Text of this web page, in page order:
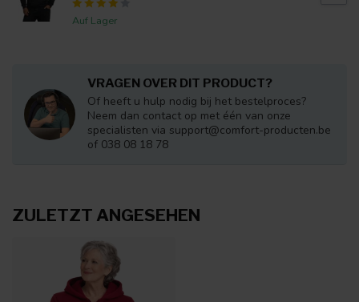
Auf Lager
VRAGEN OVER DIT PRODUCT?
Of heeft u hulp nodig bij het bestelproces?
Neem dan contact op met één van onze
specialisten via support@comfort-producten.be
of 038 08 18 78
ZULETZT ANGESEHEN